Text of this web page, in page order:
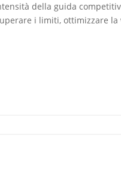
della guida
i limiti, ottimizzare la